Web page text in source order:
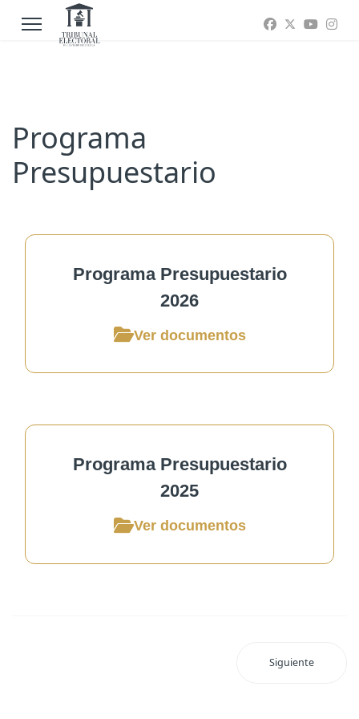
Programa
Presupuestario
Programa Presupuestario
2026
Ver documentos
Programa Presupuestario
2025
Ver documentos
Siguiente